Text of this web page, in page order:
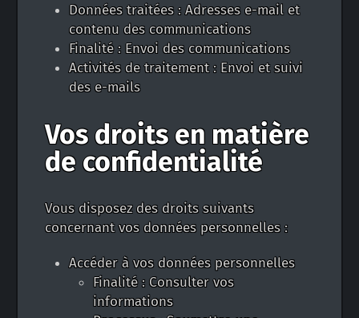
Données traitées : Adresses e-mail et
contenu des communications
Finalité : Envoi des communications
Activités de traitement : Envoi et suivi
des e-mails
Vos droits en matière
de confidentialité
Vous disposez des droits suivants
concernant vos données personnelles :
Accéder à vos données personnelles
Finalité : Consulter vos
informations